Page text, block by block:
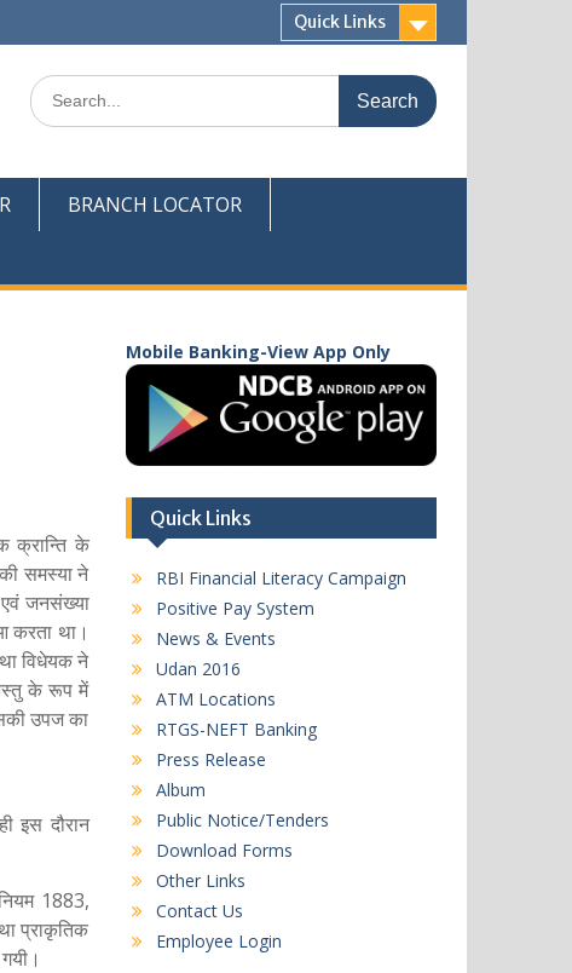
Quick Links
Search
for:
BRANCH LOCATOR
क्रान्ति के
समस्या ने
एवं जनसंख्या
करता था।
विधेयक ने
के रूप में
उपज का
इस दौरान
1883,
प्राकृतिक
Mobile Banking-View App Only
Quick Links
RBI Financial Literacy Campaign
Positive Pay System
News & Events
Udan 2016
ATM Locations
RTGS-NEFT Banking
Press Release
Album
Public Notice/Tenders
Download Forms
Other Links
Contact Us
Employee Login